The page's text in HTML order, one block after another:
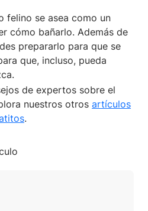
felino se asea como un
cómo bañarlo. Además de
prepararlo para que se
que, incluso, pueda
de expertos sobre el
nuestros otros artículos
.